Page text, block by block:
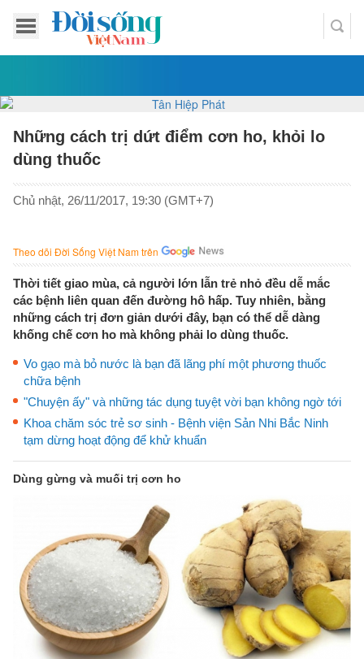
Những cách trị dứt điểm cơn ho, khỏi lo
dùng thuốc
Chủ nhật, 26/11/2017, 19:30 (GMT+7)
Theo dõi Đời Sống Việt Nam trên
Thời tiết giao mùa, cả người lớn lẫn trẻ nhỏ đều dễ mắc
các bệnh liên quan đến đường hô hấp. Tuy nhiên, bằng
những cách trị đơn giản dưới đây, bạn có thể dễ dàng
khống chế cơn ho mà không phải lo dùng thuốc.
Vo gạo mà bỏ nước là bạn đã lãng phí một phương thuốc
chữa bệnh
"Chuyện ấy" và những tác dụng tuyệt vời bạn không ngờ tới
Khoa chăm sóc trẻ sơ sinh - Bệnh viện Sản Nhi Bắc Ninh
tạm dừng hoạt động để khử khuẩn
Dùng gừng và muối trị cơn ho